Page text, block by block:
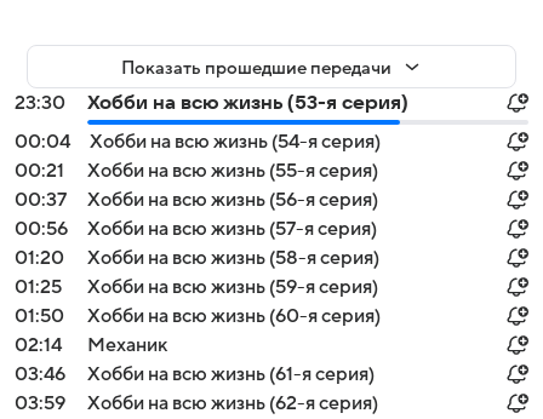
Показать прошедшие передачи
23:30
Хобби на всю жизнь (53-я серия)
00:04
Хобби на всю жизнь (54-я серия)
00:21
Хобби на всю жизнь (55-я серия)
00:37
Хобби на всю жизнь (56-я серия)
00:56
Хобби на всю жизнь (57-я серия)
01:20
Хобби на всю жизнь (58-я серия)
01:25
Хобби на всю жизнь (59-я серия)
01:50
Хобби на всю жизнь (60-я серия)
02:14
Механик
03:46
Хобби на всю жизнь (61-я серия)
03:59
Хобби на всю жизнь (62-я серия)